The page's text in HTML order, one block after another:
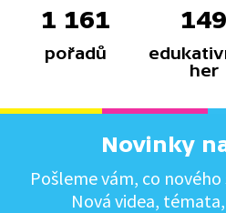
1 161
pořadů
149
her
Novinky
Pošleme vám, co nového
Nová videa,